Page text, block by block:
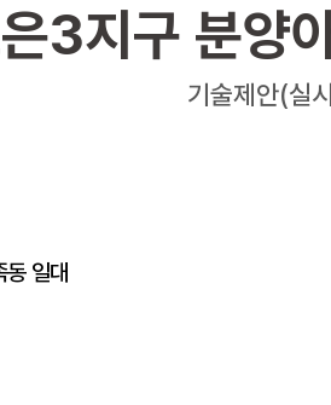
3지구 분양
기술제안(실
동 일대